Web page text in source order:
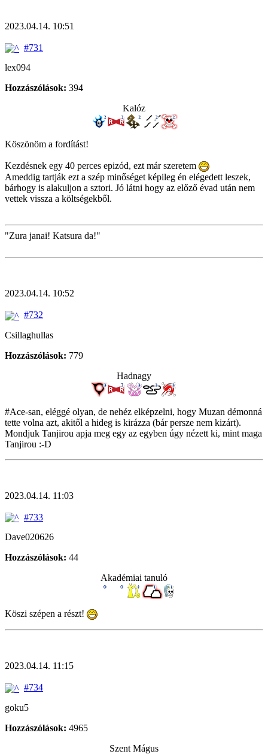
2023.04.14. 10:51
#731
lex094
Hozzászólások: 394
Kalóz
Köszönöm a fordítást!
Kezdésnek egy 40 perces epizód, ezt már szeretem
Ameddig tartják ezt a szép minőséget képileg én elégedett leszek,
bárhogy is alakuljon a sztori. Jó látni hogy az előző évad után nem
vettek vissza a költségekből.
"Zura janai! Katsura da!"
2023.04.14. 10:52
#732
Csillaghullas
Hozzászólások: 779
Hadnagy
#Ace-san, eléggé olyan, de nehéz elképzelni, hogy Muzan démonná
tette volna azt, akitől a hideg is kirázza (bár persze nem kizárt).
Mondjuk Tanjirou apja meg egy az egyben úgy nézett ki, mint maga
Tanjirou :-D
2023.04.14. 11:03
#733
Dave020626
Hozzászólások: 44
Akadémiai tanuló
Köszi szépen a részt!
2023.04.14. 11:15
#734
goku5
Hozzászólások: 4965
Szent Mágus